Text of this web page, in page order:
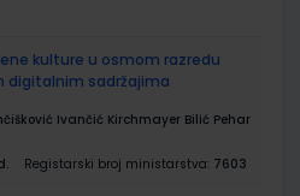
kulture u osmom razredu
digitalnim sadržajima
Ivančić Kirchmayer Bilić Pehar
Registarski broj ministarstva: 7603